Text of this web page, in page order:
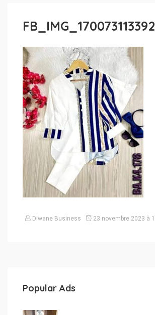
Diwane Business 23 novembre 2023 à
Popular Ads